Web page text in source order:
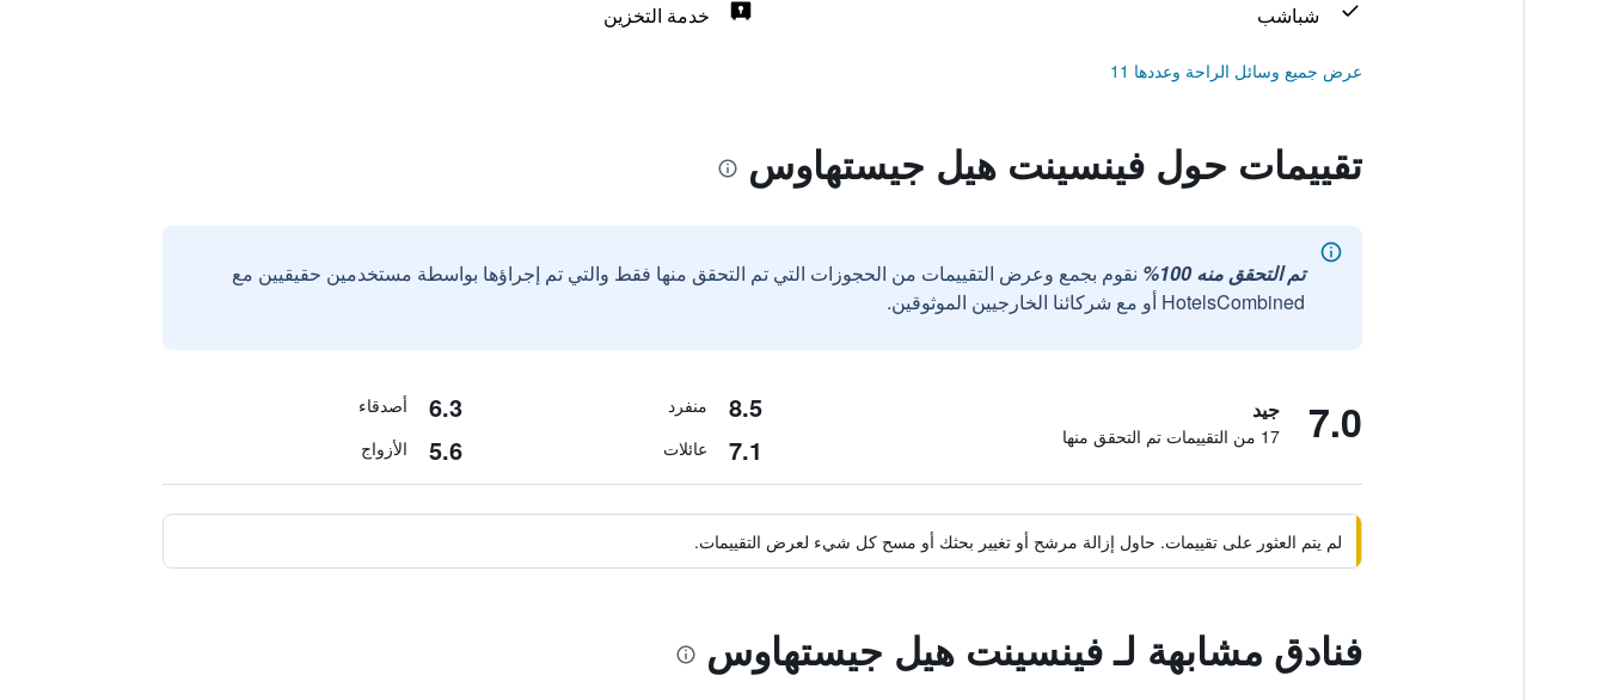
شباشب
خدمة التخزين
عرض جميع وسائل الراحة وعددها 11
تقييمات حول فينسينت هيل جيستهاوس
تم التحقق منه 100%
نقوم بجمع وعرض التقييمات من الحجوزات التي تم التحقق منها فقط والتي تم إجراؤها بواسطة مستخدمين حقيقيين مع
HotelsCombined أو مع شركائنا الخارجيين الموثوقين.
7.0 جيد
17 من التقييمات تم التحقق منها
8.5 منفرد 6.3 أصدقاء
7.1 عائلات 5.6 الأزواج
لم يتم العثور على تقييمات. حاول إزالة مرشح أو تغيير بحثك أو مسح كل شيء لعرض التقييمات.
فنادق مشابهة لـ فينسينت هيل جيستهاوس